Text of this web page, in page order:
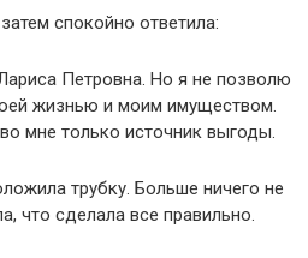
спокойно ответила:
Петровна. Но я не позволю
жизнью и моим имуществом.
мне только источник выгоды.
трубку. Больше ничего не
что сделала все правильно.